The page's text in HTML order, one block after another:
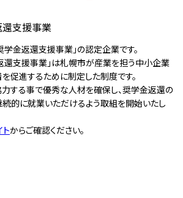
還支援事業
学金返還支援事業」の認定企業です。
還支援事業」は札幌市が産業を担う中小企業
促進するために制定した制度です。
する事で優秀な人材を確保し、奨学金返還の
的に就業いただけるよう取組を開始いたし
からご確認ください。